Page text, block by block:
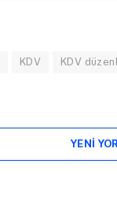
KDV KDV
YENI